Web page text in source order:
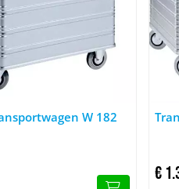
Transportwagen W 182
W 182
€